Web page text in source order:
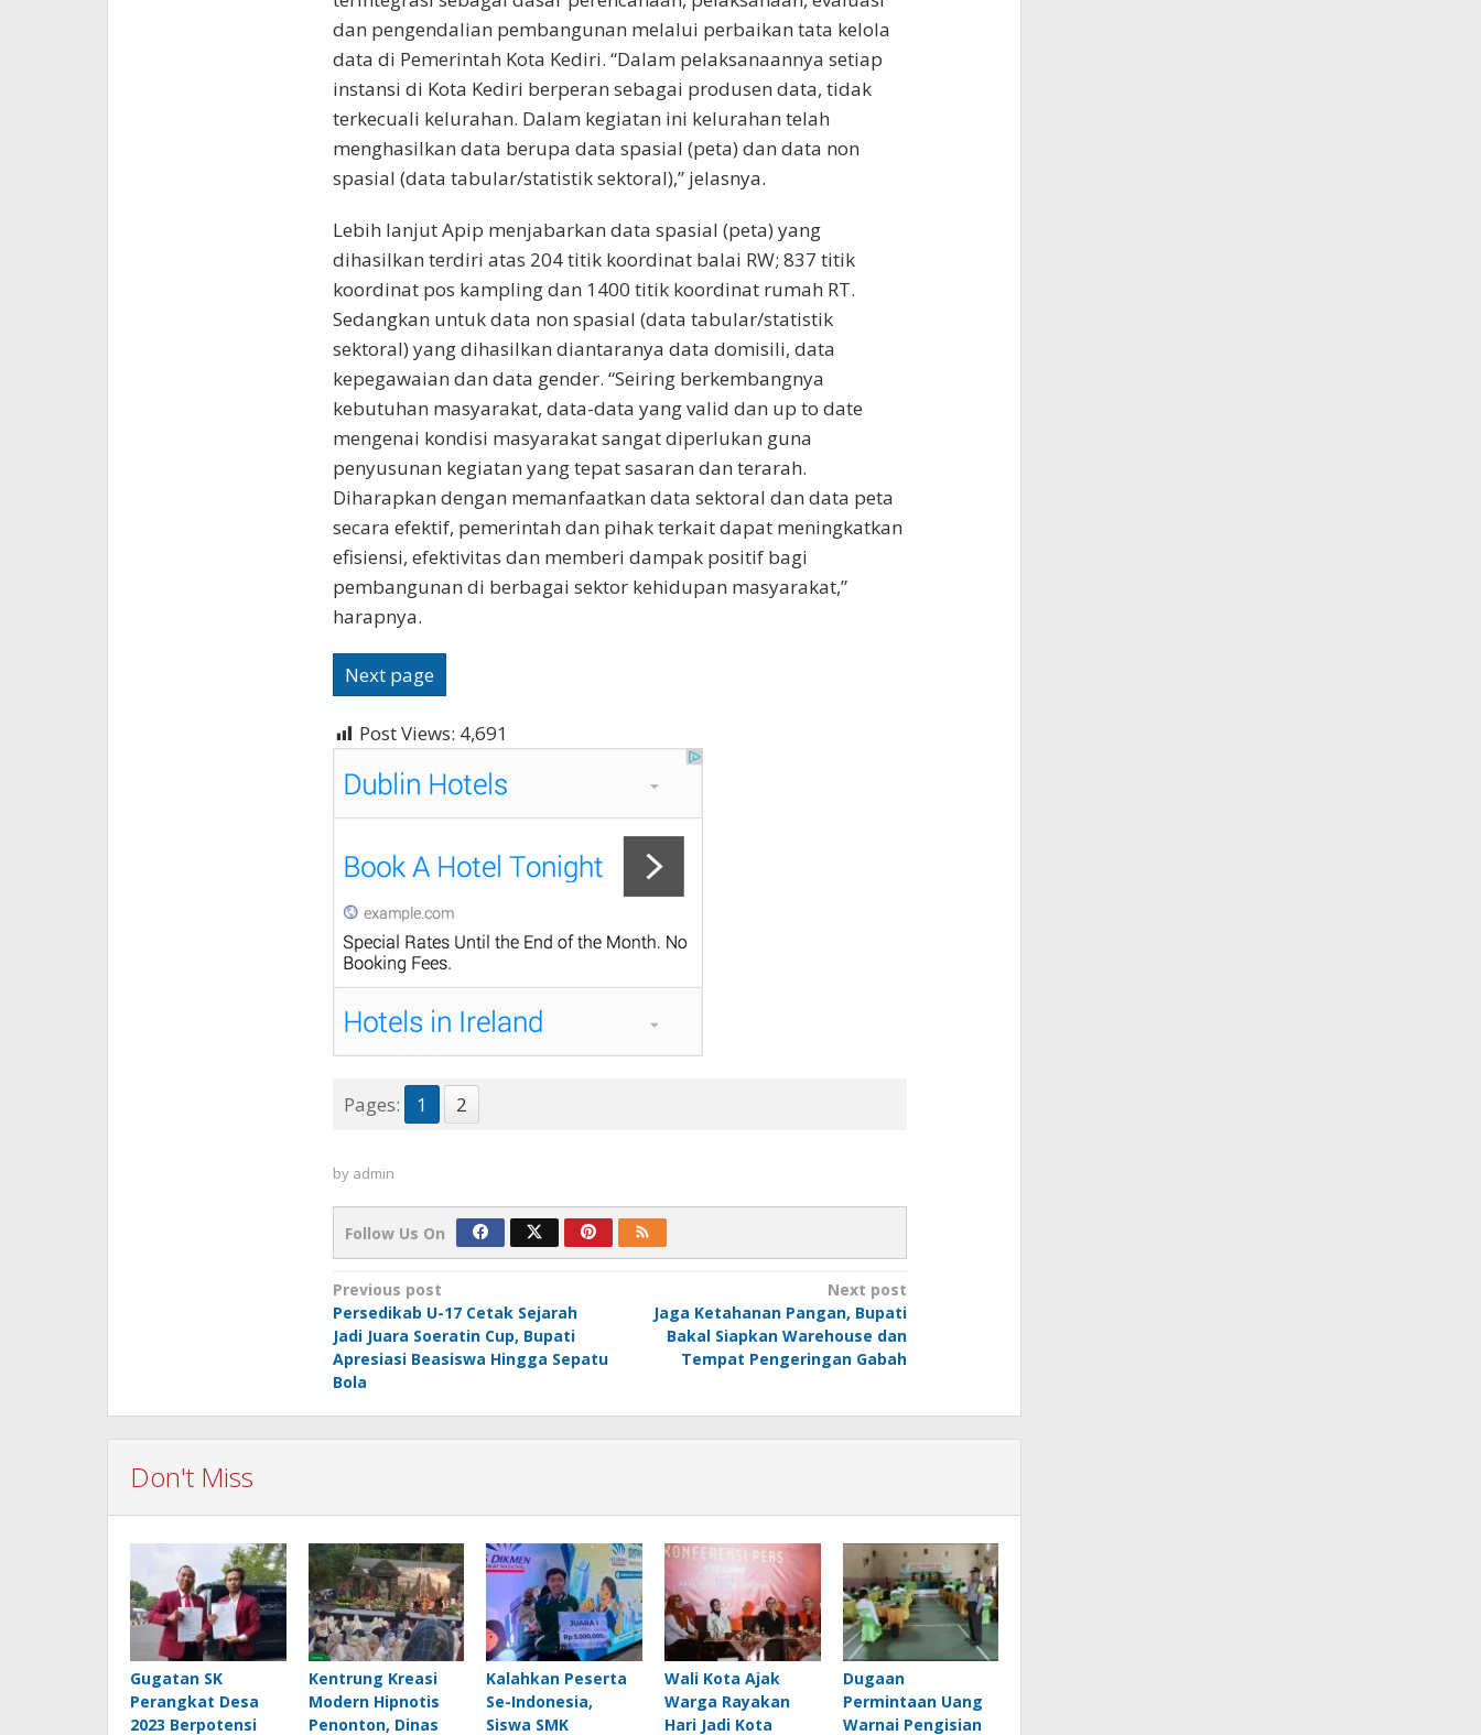
dan pengendalian pembangunan melalui perbaikan tata kelola
data di Pemerintah Kota Kediri. “Dalam pelaksanaannya setiap
instansi di Kota Kediri berperan sebagai produsen data, tidak
terkecuali kelurahan. Dalam kegiatan ini kelurahan telah
menghasilkan data berupa data spasial (peta) dan data non
spasial (data tabular/statistik sektoral),” jelasnya.
Lebih lanjut Apip menjabarkan data spasial (peta) yang
dihasilkan terdiri atas 204 titik koordinat balai RW; 837 titik
koordinat pos kampling dan 1400 titik koordinat rumah RT.
Sedangkan untuk data non spasial (data tabular/statistik
sektoral) yang dihasilkan diantaranya data domisili, data
kepegawaian dan data gender. “Seiring berkembangnya
kebutuhan masyarakat, data-data yang valid dan up to date
mengenai kondisi masyarakat sangat diperlukan guna
penyusunan kegiatan yang tepat sasaran dan terarah.
Diharapkan dengan memanfaatkan data sektoral dan data peta
secara efektif, pemerintah dan pihak terkait dapat meningkatkan
efisiensi, efektivitas dan memberi dampak positif bagi
pembangunan di berbagai sektor kehidupan masyarakat,”
harapnya.
Next page
Post Views: 4,691
Pages: 1 2
by admin
Follow Us On
Post
navigation
Previous post
Persedikab U-17 Cetak Sejarah
Jadi Juara Soeratin Cup, Bupati
Apresiasi Beasiswa Hingga Sepatu
Bola
Next post
Jaga Ketahanan Pangan, Bupati
Bakal Siapkan Warehouse dan
Tempat Pengeringan Gabah
Don't Miss
Gugatan SK
Perangkat Desa
2023 Berpotensi
Kentrung Kreasi
Modern Hipnotis
Penonton, Dinas
Kalahkan Peserta
Se-Indonesia,
Siswa SMK
Wali Kota Ajak
Warga Rayakan
Hari Jadi Kota
Dugaan
Permintaan Uang
Warnai Pengisian